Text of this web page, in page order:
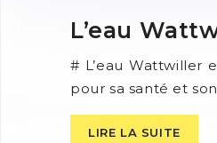
L’eau
# L’eau Wattwiller
pour sa santé et
LIRE LA SUITE